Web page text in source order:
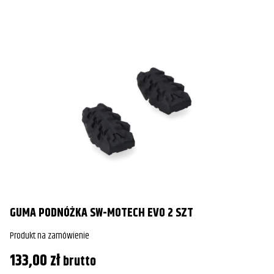
GUMA PODNÓŻKA SW-MOTECH EVO 2 SZT
Produkt na zamówienie
133,00złbrutto